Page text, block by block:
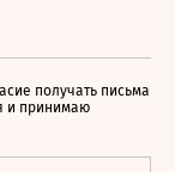
получать письма
и принимаю